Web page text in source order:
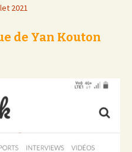
2021
de Yan Kouton